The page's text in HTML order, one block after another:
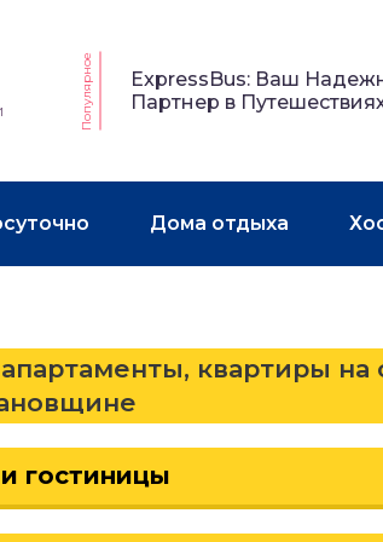
Популярное
ExpressBus: Ваш
Партнер в
Дома отдыха
квартиры на
гостиницы